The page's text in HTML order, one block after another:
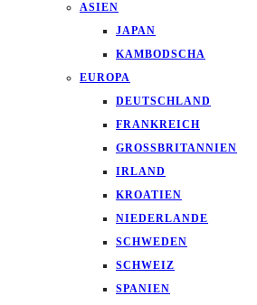
ASIEN
JAPAN
KAMBODSCHA
EUROPA
DEUTSCHLAND
FRANKREICH
GROSSBRITANNIEN
IRLAND
KROATIEN
NIEDERLANDE
SCHWEDEN
SCHWEIZ
SPANIEN